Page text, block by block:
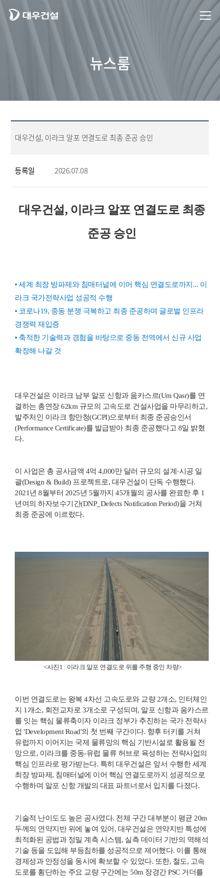
뉴스룸
대우건설, 이라크 알포 연결도로 최종 준공 승인
등록일 2026.07.08
대우건설, 이라크 알포 연결도로 최종
준공 승인
• 세계 최장 방파제와 침매터널에 이어 핵심 연결도로까지... 이
라크 국가전략사업 성공적 수행
• 코로나19, 중동 분쟁 극복하고 최종 준공하며 글로벌 인프라
경쟁력 재입증
• 축적한 기술력과 경험을 바탕으로 중동 전역에서 신규 사업
확장해 나갈 것
대우건설은 이라크 남부 알포 신항과 움카스르(Um Qasr)를 연
결하는 총연장 62km 규모의 고속도로 건설사업을 마무리하고,
발주처인 이라크 항만청(GCPI)으로부터 최종 준공승인서
(Performance Certificate)를 발급받아 최종 준공했다고 8일 밝혔
다.
이 사업은 총 공사금액 4억 4,000만 달러 규모의 설계·시공 일
괄(Design & Build) 프로젝트로, 대우건설이 단독 수행했다.
2021년 8월부터 2025년 5월까지 45개월의 공사를 완료한 후 1
년여의 하자보수기간(DNP_Defects Notification Period)을 거쳐
최종 준공에 이르렀다.
<사진1 : 이라크 알포 연결도로 위를 주행 중인 차량>
이번 연결도로는 왕복 4차선 고속도로와 교량 2개소, 인터체인
지 1개소, 회전교차로 3개소로 구성되며, 알포 신항과 움카스르
를 잇는 핵심 물류축이자 이라크 정부가 추진하는 국가 전략사
업 'Development Road'의 첫 번째 구간이다. 향후 터키를 거쳐
유럽까지 이어지는 국제 물류망의 핵심 기반시설로 활용될 전
망으로, 이라크를 중동-유럽 물류 허브로 육성하는 전략사업의
핵심 인프라로 평가받는다. 특히 대우건설은 앞서 수행한 세계
최장 방파제, 침매터널에 이어 핵심 연결도로까지 성공적으로
수행하며 알포 신항 개발의 대표 파트너로서 입지를 다졌다.
기술적 난이도도 높은 공사였다. 전체 구간 대부분이 평균 20m
두께의 연약지반 위에 놓여 있어, 대우건설은 연약지반 특성에
최적화된 공법과 정밀 계측 시스템, 실측 데이터 기반의 역해석
기술 등을 도입해 부등침하를 성공적으로 제어했다. 이를 통해
경제성과 안정성을 동시에 확보할 수 있었다. 또한, 철도, 고속
도로를 횡단하는 주요 교량 구간에는 50m 장경간 PSC 거더를